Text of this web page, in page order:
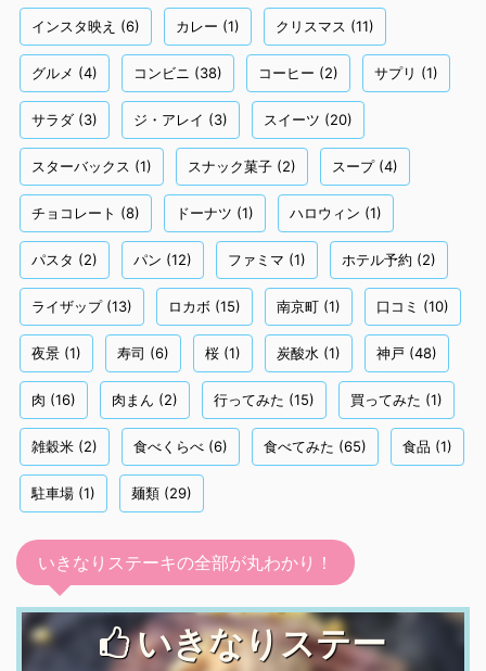
インスタ映え (6) カレー (1) クリスマス (11)
グルメ (4) コンビニ (38) コーヒー (2) サプリ (1)
サラダ (3) ジ・アレイ (3) スイーツ (20)
スターバックス (1) スナック菓子 (2) スープ(4)
チョコレート (8) ドーナツ (1) ハロウィン (1)
パスタ (2) パン (12) ファミマ (1) ホテル予約 (2)
ライザップ(13) ロカボ (15) 南京町 (1) 口コミ (10)
夜景 (1) 寿司 (6) 桜 (1) 炭酸水 (1) 神戸 (48)
肉 (16) 肉まん (2) 行ってみた (15) 買ってみた (1)
雑穀米 (2) 食べくらべ (6) 食べてみた (65) 食品 (1)
駐車場 (1) 麺類 (29)
いきなりステーキの全部が丸わかり！
いきなりステー